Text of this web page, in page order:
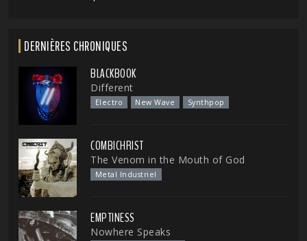
DERNIÈRES CHRONIQUES
BLACKBOOK
Different
Electro New Wave Synthpop
COMBICHRIST
The Venom in the Mouth of God
Metal Industriel
EMPTINESS
Nowhere Speaks